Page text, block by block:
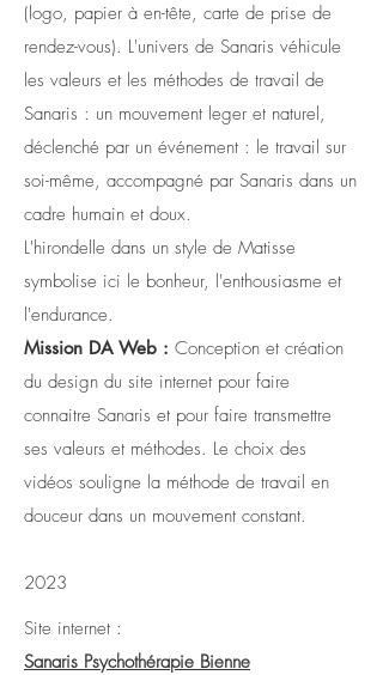
(logo, papier à en-tête, carte de prise de
rendez-vous). L'univers de Sanaris véhicule
les valeurs et les méthodes de travail de
Sanaris : un mouvement leger et naturel,
déclenché par un événement : le travail sur
soi-même, accompagné par Sanaris dans un
cadre humain et doux.
L'hirondelle dans un style de Matisse
symbolise ici le bonheur, l'enthousiasme et
l'endurance.
Mission DA Web : Conception et création
du design du site internet pour faire
connaitre Sanaris et pour faire transmettre
ses valeurs et méthodes. Le choix des
vidéos souligne la méthode de travail en
douceur dans un mouvement constant.
2023
Site internet :
Sanaris Psychothérapie Bienne